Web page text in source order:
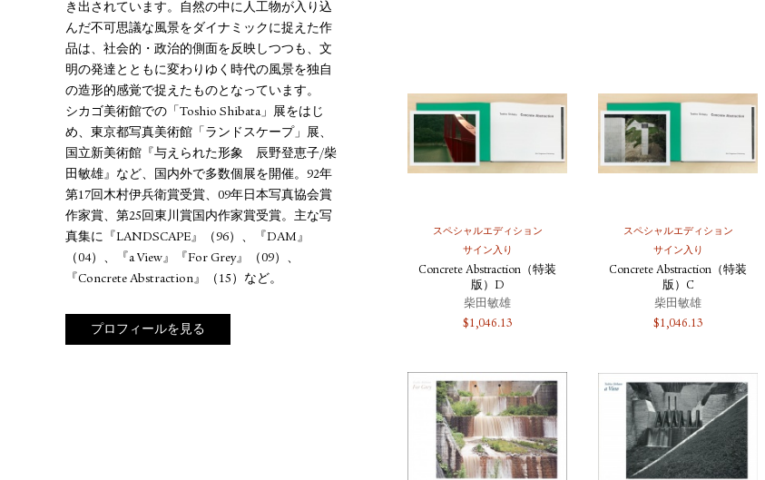
き出されています。自然の中に人工物が入り込
んだ不可思議な風景をダイナミックに捉えた作
品は、社会的・政治的側面を反映しつつも、文
明の発達とともに変わりゆく時代の風景を独自
の造形的感覚で捉えたものとなっています。
シカゴ美術館での「Toshio Shibata」展をはじ
め、東京都写真美術館「ランドスケープ」展、
国立新美術館『与えられた形象 辰野登恵子/柴
田敏雄』など、国内外で多数個展を開催。92年
第17回木村伊兵衛賞受賞、09年日本写真協会賞
作家賞、第25回東川賞国内作家賞受賞。主な写
真集に『LANDSCAPE』（96）、『DAM』
（04）、『a View』『For Grey』（09）、
『Concrete Abstraction』（15）など。
プロフィールを見る
スペシャルエディション
サイン入り
Concrete Abstraction（特装
版）D
柴田敏雄
$1,046.13
スペシャルエディション
サイン入り
Concrete Abstraction（特装
版）C
柴田敏雄
$1,046.13